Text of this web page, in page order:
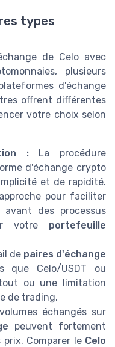
types
de Celo avec
plusieurs
d'échange
offrent différentes
votre choix selon
:La procédure
d'échange crypto
et de rapidité.
pour faciliter
des processus
votre portefeuille
de paires d'échange
que Celo/USDT ou
ou une limitation
de trading.
échangés sur
peuvent fortement
Comparer le Celo